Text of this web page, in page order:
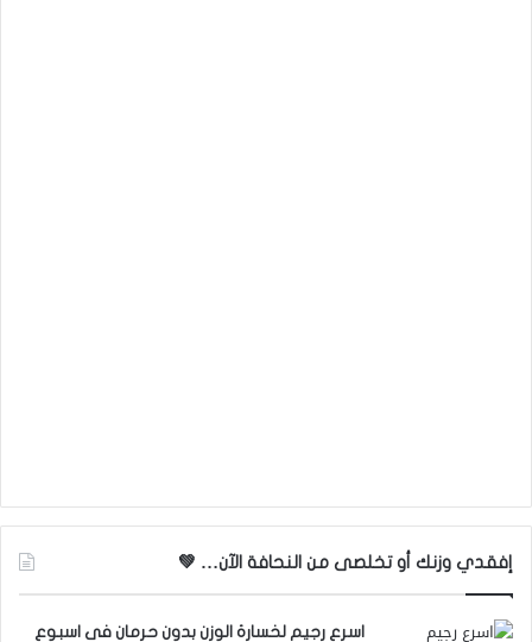
إفقدي وزنك أو تخلصى من النحافة الآن… 💚
اسرع رجيم لخسارة الوزن بدون حرمان فى اسبوع